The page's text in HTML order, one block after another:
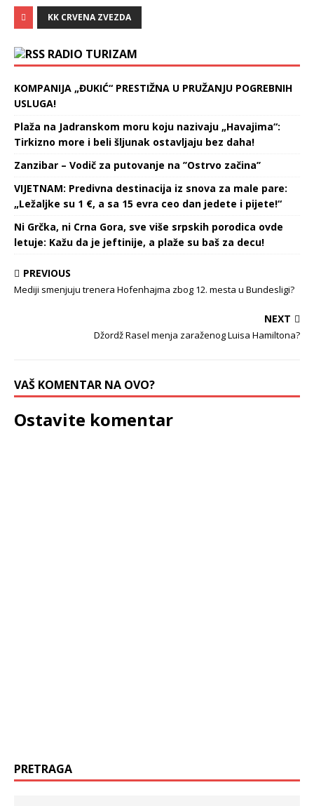
KK CRVENA ZVEZDA
RADIO TURIZAM
KOMPANIJA „ĐUKIĆ“ PRESTIŽNA U PRUŽANJU POGREBNIH
USLUGA!
Plaža na Jadranskom moru koju nazivaju „Havajima“:
Tirkizno more i beli šljunak ostavljaju bez daha!
Zanzibar – Vodič za putovanje na ’’Ostrvo začina’’
VIJETNAM: Predivna destinacija iz snova za male pare:
„Ležaljke su 1 €, a sa 15 evra ceo dan jedete i pijete!“
Ni Grčka, ni Crna Gora, sve više srpskih porodica ovde
letuje: Kažu da je jeftinije, a plaže su baš za decu!
PREVIOUS
Mediji smenjuju trenera Hofenhajma zbog 12. mesta u Bundesligi?
NEXT
Džordž Rasel menja zaraženog Luisa Hamiltona?
VAŠ KOMENTAR NA OVO?
Ostavite komentar
PRETRAGA